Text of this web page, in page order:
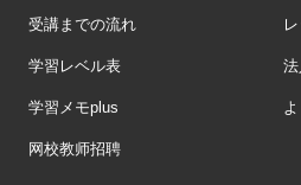
受講までの流れ
学習レベル表
学習メモplus
网校教师招聘